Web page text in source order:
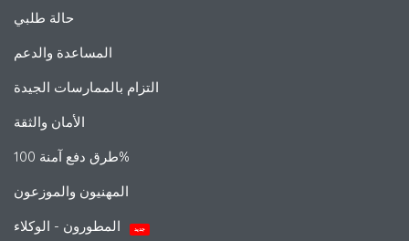
حالة طلبي
المساعدة والدعم
التزام بالممارسات الجيدة
الأمان والثقة
طرق دفع آمنة 100%
المهنيون والموزعون
جديد